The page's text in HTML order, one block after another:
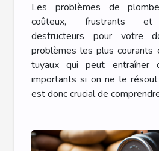
Les problèmes de
coûteux, frustrants et
destructeurs pour votre
problèmes les plus
tuyaux qui peut entraîner
importants si on ne le
est donc crucial de